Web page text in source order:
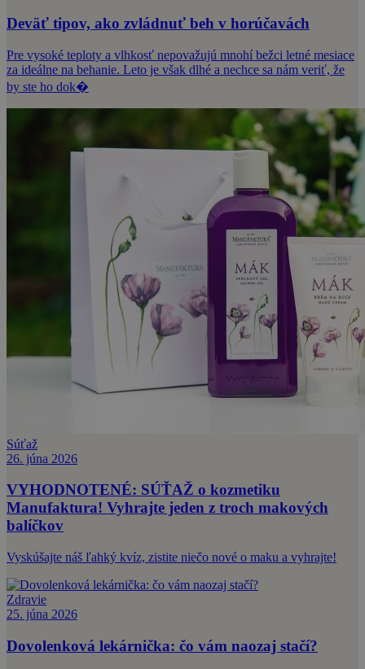
Deväť tipov, ako zvládnuť beh v horúčavách
Pre vysoké teploty a vlhkosť nepovažujú mnohí bežci letné mesiace
za ideálne na behanie. Leto je však dlhé a nechce sa nám veriť, že
by ste ho dok�
Súťaž
26. júna 2026
VYHODNOTENÉ: SÚŤAŽ o kozmetiku
Manufaktura! Vyhrajte jeden z troch makových
balíčkov
Vyskúšajte náš ľahký kvíz, zistite niečo nové o maku a vyhrajte!
Zdravie
25. júna 2026
Dovolenková lekárnička: čo vám naozaj stačí?